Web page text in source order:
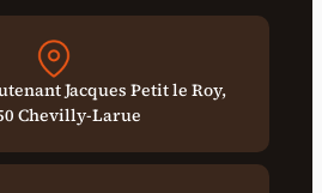
Jacques Petit le Roy,
Chevilly-Larue